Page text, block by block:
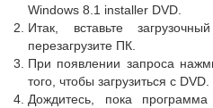
Windows 8.1 installer DVD.
Итак, вставьте
перезагрузите ПК.
При появлении запроса
того, чтобы загрузиться с DVD.
Дождитесь, пока